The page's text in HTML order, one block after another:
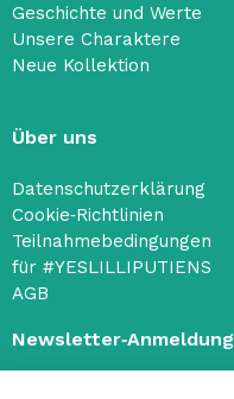
Geschichte und Werte
Unsere Charaktere
Neue Kollektion
Über uns
Datenschutzerklärung
Cookie‑Richtlinien
Teilnahmebedingungen
für #YESLILLIPUTIENS
AGB
Newsletter‑Anmeldung